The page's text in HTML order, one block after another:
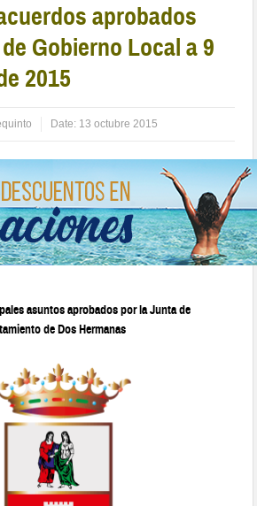
aprobados
Gobierno Local a 9
2015
Date: 13 octubre 2015
asuntos aprobados por la Junta de
de Dos Hermanas